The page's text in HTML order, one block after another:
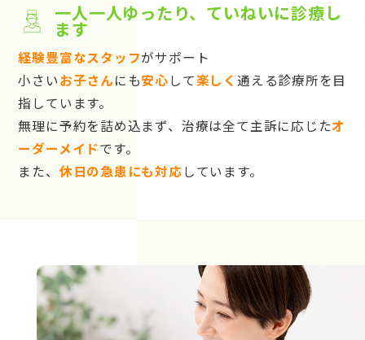
一人一人ゆったり、ていねいに診療し
ます
経験豊富なスタッフがサポート
小さいお子さんにも安心して楽しく 通える診療所を目
指しています。
無理に予約を詰め込まず、治療は全て主訴に応じたオ
ーダーメイドです。
また、 休日の急患にも対応しています。